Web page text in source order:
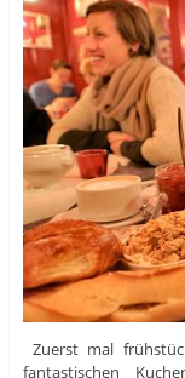
Zuerst mal
fantastischen